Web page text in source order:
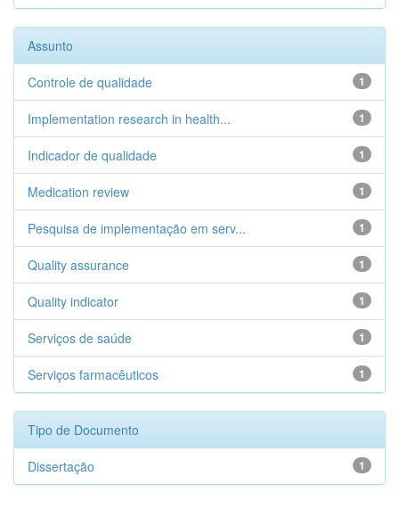
Assunto
1
Controle de qualidade
1
Implementation research in health...
1
Indicador de qualidade
1
Medication review
1
Pesquisa de implementação em serv...
1
Quality assurance
1
Quality indicator
1
Serviços de saúde
1
Serviços farmacêuticos
Tipo de Documento
1
Dissertação